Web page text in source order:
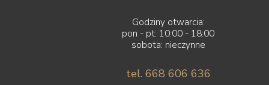
Godziny otwarcia:
pon - pt: 10:00 - 18:00
sobota: nieczynne
tel. 668 606 636